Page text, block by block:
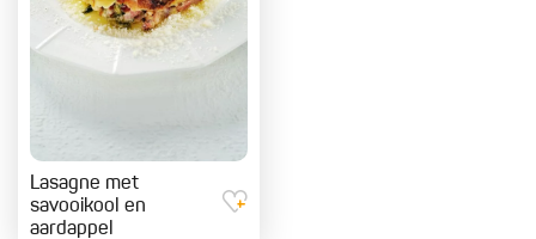
Lasagne met
savooikool en
aardappel